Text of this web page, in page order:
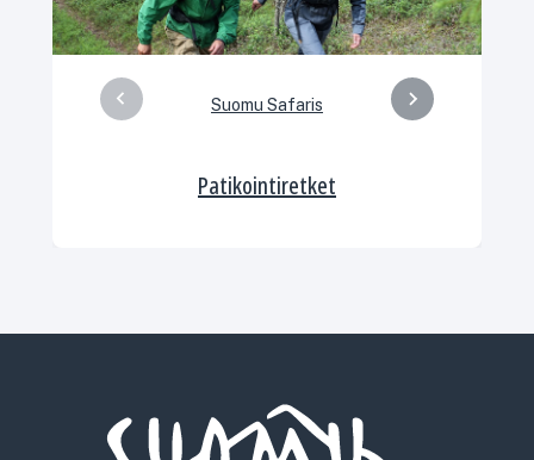
Suomu Safaris
Patikointiretket